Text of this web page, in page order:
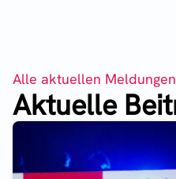
Alle aktuellen Meldungen
Aktuelle